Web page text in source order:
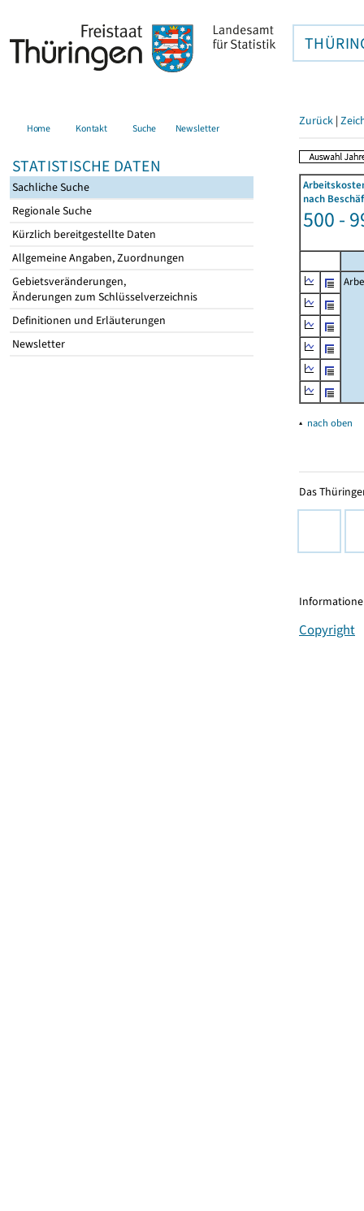
Home Kontakt Suche Newsletter
STATISTISCHE DATEN
Sachliche Suche
Regionale Suche
Kürzlich bereitgestellte Daten
Allgemeine Angaben, Zuordnungen
Gebietsveränderungen,
Änderungen zum Schlüsselverzeichnis
Definitionen und Erläuterungen
Newsletter
Zurück |
nach
500 -
▴ nach oben
Das
Copyright